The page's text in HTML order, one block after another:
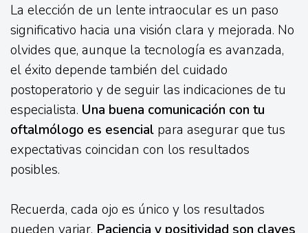
La elección de un lente intraocular es un paso
significativo hacia una visión clara y mejorada. No
olvides que, aunque la tecnología es avanzada,
el éxito depende también del cuidado
postoperatorio y de seguir las indicaciones de tu
especialista. Una buena comunicación con tu
oftalmólogo es esencial para asegurar que tus
expectativas coincidan con los resultados
posibles.
Recuerda, cada ojo es único y los resultados